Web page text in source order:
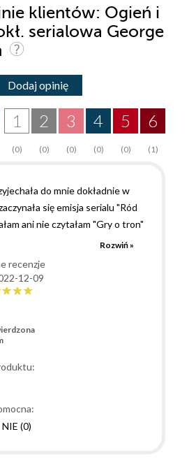
klientów: Ogień i
serialowa George
Dodaj opinię
6
(1)
5
(0)
4
(0)
3
(0)
2
(0)
1
(0)
do mnie dokładnie w
się emisja serialu "Ród
ani nie czytałam "Gry o tron"
że będę mogła poznać historię
tam się cofamy) i dopiero później
tron", w przypadku której
nie fakt, że "Ród smoka"
pierwszego odcinka, to najpierw
Zaraz opowiem. Ale zacznijmy
wydarzeń z Gry o tron.
na smoczej skale i
Rozwiń »
recenzje
12-09
NIE (0)